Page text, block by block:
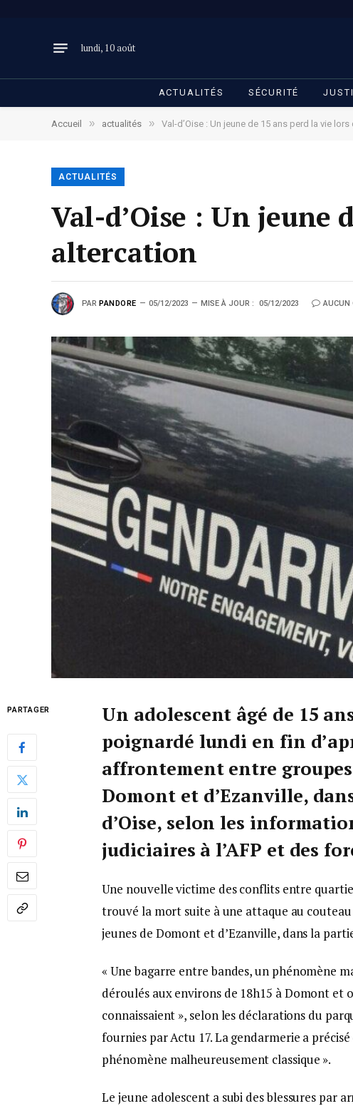
lundi, 10 août
ACTUALITÉS SÉCURITÉ
Accueil » actualités » Val-d’Oise : Un jeune de 15 ans perd la vie lors
ACTUALITÉS
Val-d’Oise : Un jeune
altercation
PAR PANDORE 05/12/2023 MISE À JOUR : 05/12/2023 AUCUN
PARTAGER
Un adolescent âgé de 15
poignardé lundi en fin
affrontement entre
Domont et d’Ezanville,
d’Oise, selon les
judiciaires à l’AFP et des
Une nouvelle victime des conflits entre
trouvé la mort suite à une attaque au
jeunes de Domont et d’Ezanville, dans la
« Une bagarre entre bandes, un phénomène
déroulés aux environs de 18h15 à Domont et
connaissaient », selon les déclarations du
fournies par Actu 17. La gendarmerie a précisé
phénomène malheureusement classique ».
Le jeune adolescent a subi des blessures par